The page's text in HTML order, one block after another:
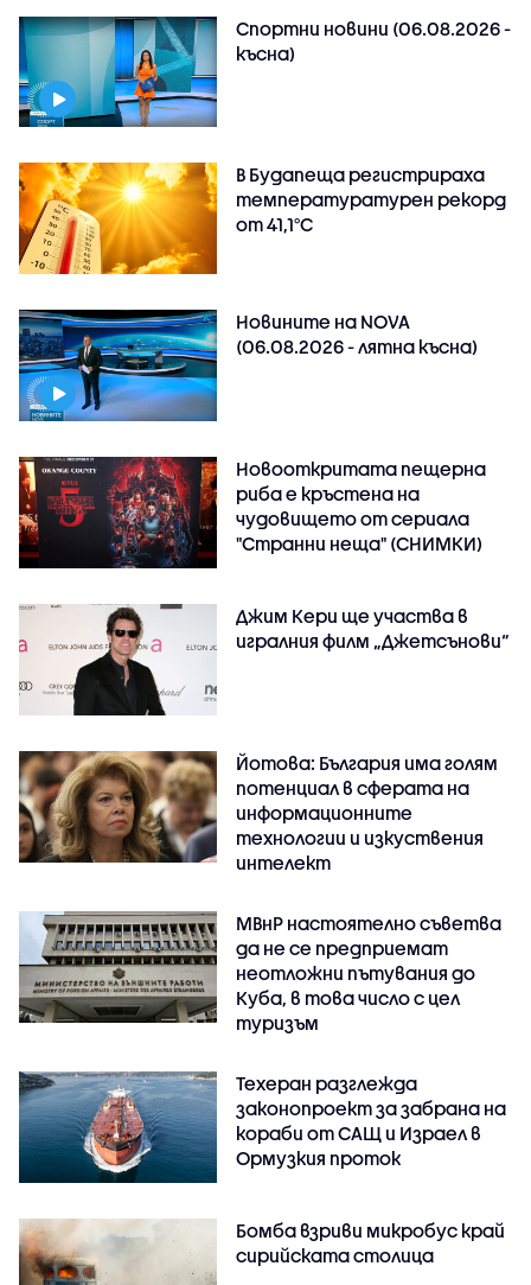
Спортни новини (06.08.2026 -
късна)
В Будапеща регистрираха
температуратурен рекорд
от 41,1°C
Новините на NOVA
(06.08.2026 - лятна късна)
Новооткритата пещерна
риба е кръстена на
чудовището от сериала
"Странни неща" (СНИМКИ)
Джим Кери ще участва в
игралния филм „Джетсънови“
Йотова: България има голям
потенциал в сферата на
информационните
технологии и изкуствения
интелект
МВнР настоятелно съветва
да не се предприемат
неотложни пътувания до
Куба, в това число с цел
туризъм
Техеран разглежда
законопроект за забрана на
кораби от САЩ и Израел в
Ормузкия проток
Бомба взриви микробус край
сирийската столица